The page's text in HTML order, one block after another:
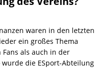
waren in den letzten
ein großes Thema
als auch in der
wurde die ESport-Abteilung